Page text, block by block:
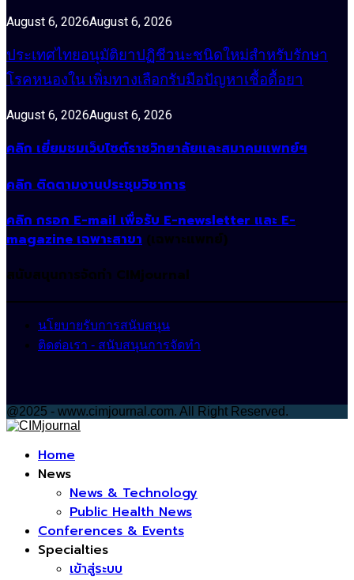
August 6, 2026August 6, 2026
ประเทศไทยอนุมัติยาปฏิชีวนะชนิดใหม่สำหรับรักษา
โรคหนองใน เพิ่มทางเลือกรับมือปัญหาเชื้อดื้อยา
August 6, 2026August 6, 2026
คลิก เยี่ยมชมเว็บไซต์ราชวิทยาลัยและสมาคมแพทย์ฯ
คลิก ติดตามงานประชุมวิชาการ
คลิก กรอก E-mail เพื่อรับ E-newsletter และ E-
magazine เฉพาะสาขา (เฉพาะแพทย์)
สนับสนุนการจัดทำ CIMjournal
นโยบายรับการสนับสนุน
ติดต่อเรา - สนับสนุนการจัดทำ
@2025 - www.cimjournal.com. All Right Reserved.
Home
News
News & Technology
Public Health News
Conferences & Events
Specialties
เข้าสู่ระบบ